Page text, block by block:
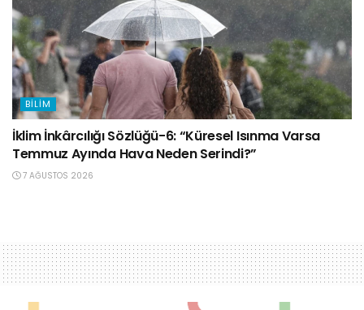
BILIM
İklim İnkârcılığı Sözlüğü-6: “Küresel Isınma Varsa
Temmuz Ayında Hava Neden Serindi?”
7 AĞUSTOS 2026